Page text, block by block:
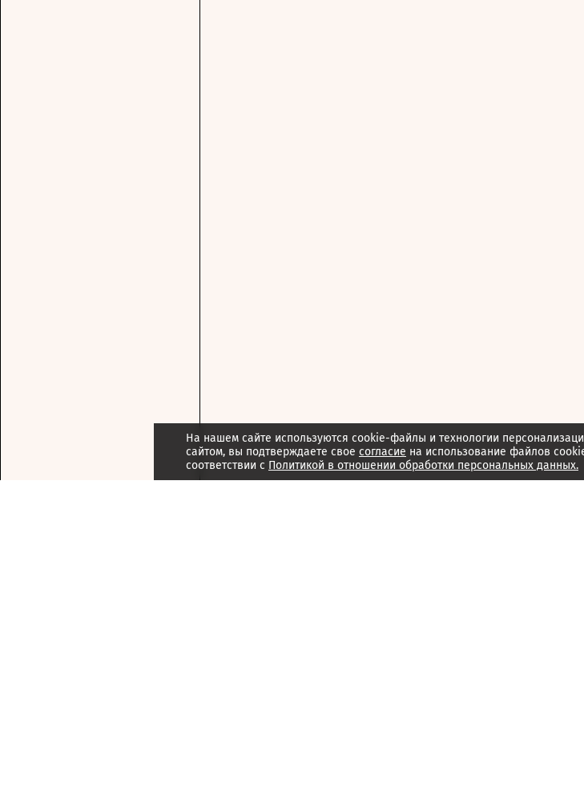
На нашем сайте используются cookie-файлы и технологии
сайтом, вы подтверждаете свое согласие на использование файлов
соответствии с Политикой в отношении обработки персональных данных.